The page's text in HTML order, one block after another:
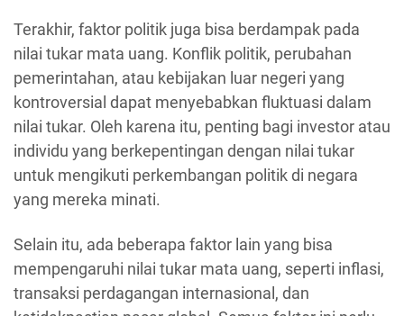
Terakhir, faktor politik juga bisa berdampak pada
nilai tukar mata uang. Konflik politik, perubahan
pemerintahan, atau kebijakan luar negeri yang
kontroversial dapat menyebabkan fluktuasi dalam
nilai tukar. Oleh karena itu, penting bagi investor atau
individu yang berkepentingan dengan nilai tukar
untuk mengikuti perkembangan politik di negara
yang mereka minati.
Selain itu, ada beberapa faktor lain yang bisa
mempengaruhi nilai tukar mata uang, seperti inflasi,
transaksi perdagangan internasional, dan